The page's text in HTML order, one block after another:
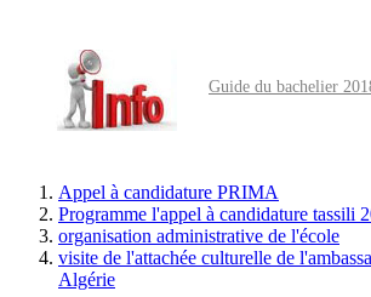
Guide du bachelier
Appel à candidature PRIMA
Programme l'appel à candidature tassili
organisation administrative de l'école
visite de l'attachée culturelle de
Algérie